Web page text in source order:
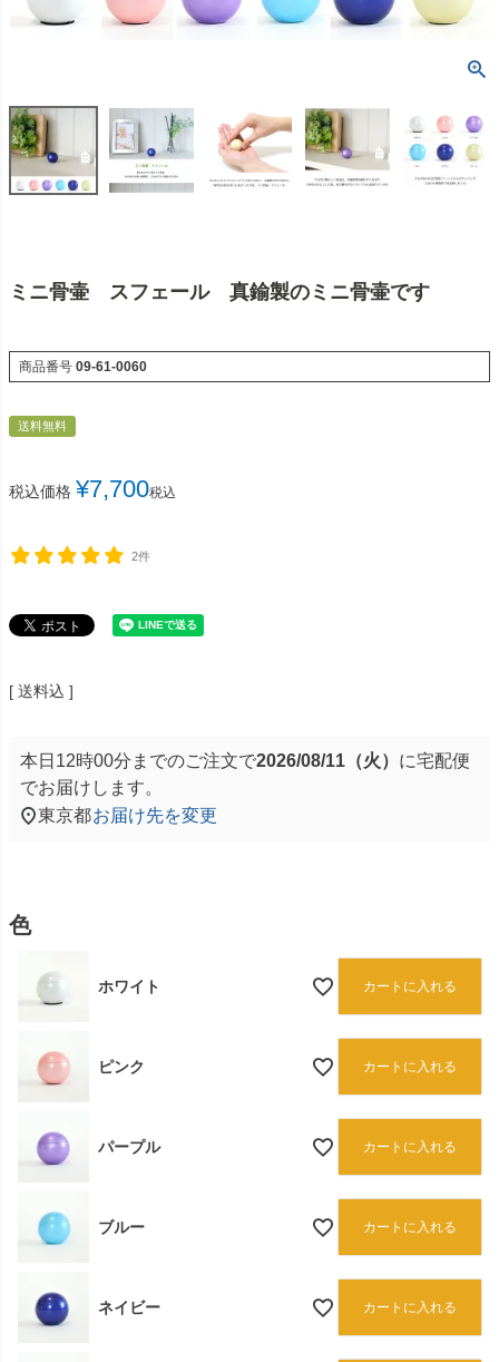
ミニ骨壷 スフェール 真鍮製のミニ骨壷です
商品番号 09-61-0060
送料無料
税込価格 ¥7,700税込
2件
送料込
本日 12時00分 までのご注文で2026/08/11（火） に宅配便
でお届けします。
東京都お届け先を変更
色
ホワイト カートに入れる
ピンク カートに入れる
パープル カートに入れる
ブルー カートに入れる
ネイビー カートに入れる